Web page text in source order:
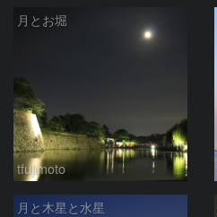
月とお堀
tfujimoto
月と木星と水星